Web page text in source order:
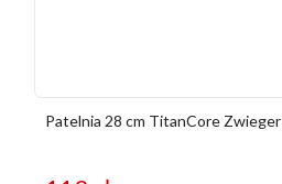
Patelnia 28 cm TitanCore Zwieger